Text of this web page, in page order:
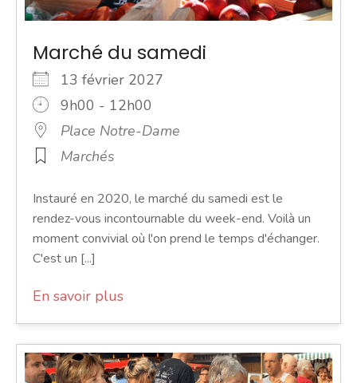
Marché du samedi
13 février 2027
9h00 - 12h00
Place Notre-Dame
Marchés
Instauré en 2020, le marché du samedi est le
rendez-vous incontournable du week-end. Voilà un
moment convivial où l'on prend le temps d'échanger.
C'est un [...]
En savoir plus